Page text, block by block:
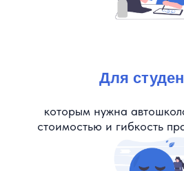
Для
которым нужна
стоимостью и гибкость